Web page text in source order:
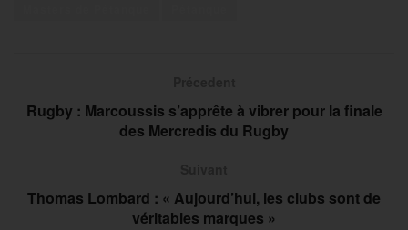
Rugby : Marcoussis s’apprête à vibrer pour la finale
des Mercredis du Rugby
Thomas Lombard : « Aujourd’hui, les clubs sont de
véritables marques »